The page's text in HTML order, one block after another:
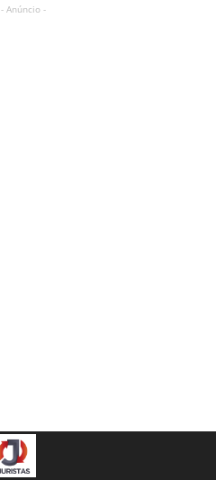
- Anúncio -